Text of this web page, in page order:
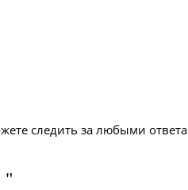
следить за любыми
"